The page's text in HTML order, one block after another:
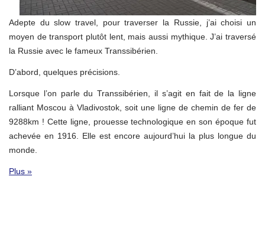
Adepte du slow travel, pour traverser la Russie, j’ai choisi un
moyen de transport plutôt lent, mais aussi mythique. J’ai traversé
la Russie avec le fameux Transsibérien.
D’abord, quelques précisions.
Lorsque l’on parle du Transsibérien, il s’agit en fait de la ligne
ralliant Moscou à Vladivostok, soit une ligne de chemin de fer de
9288km ! Cette ligne, prouesse technologique en son époque fut
achevée en 1916. Elle est encore aujourd’hui la plus longue du
monde.
Plus »